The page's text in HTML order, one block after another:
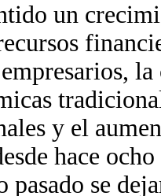
un
y el
hace
se